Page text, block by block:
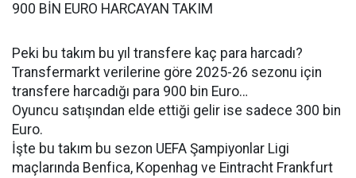
900 BİN EURO HARCAYAN TAKIM
Peki bu takım bu yıl transfere kaç para harcadı?
Transfermarkt verilerine göre 2025-26 sezonu için
transfere harcadığı para 900 bin Euro…
Oyuncu satışından elde ettiği gelir ise sadece 300 bin
Euro.
İşte bu takım bu sezon UEFA Şampiyonlar Ligi
maçlarında Benfica, Kopenhag ve Eintracht Frankfurt